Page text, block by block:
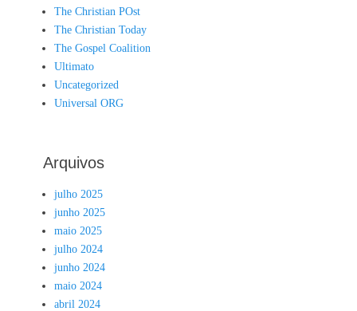
The Christian POst
The Christian Today
The Gospel Coalition
Ultimato
Uncategorized
Universal ORG
Arquivos
julho 2025
junho 2025
maio 2025
julho 2024
junho 2024
maio 2024
abril 2024